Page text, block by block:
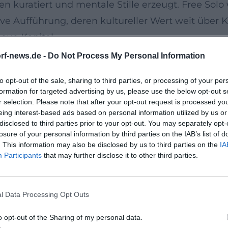
news.de - Do Not Process My Personal Information
opt-out of the sale, sharing to third parties, or processing of your
for targeted advertising by us, please use the below opt-out
selection. Please note that after your opt-out request is processed
interest-based ads based on personal information utilized by us
to third parties prior to your opt-out. You may separately
of your personal information by third parties on the IAB’s list of
This information may also be disclosed by us to third parties on the
Participants that may further disclose it to other third parties.
Data Processing Opt Outs
opt-out of the Sharing of my personal data.
kuratiert und mentale Stille erzeugt. Free
Aufführung, deren kultureller Wert weit über
Kapitel
schrieb Huber weiter an seiner
alpinen Projekten bleibt er produktiv. Die
Hirntumors kehrte er 2024/2025 in die
Land und einer unverkennbaren Handschrift:
Huberbuam 2007 einem breiten Publikum
Film und Musik – sind mehr als Rückschau:
Vorträge folgen einer klaren Dramaturgie:
– eine Erzähltechnik, die
Die „Diskographie“ eines Alpinisten